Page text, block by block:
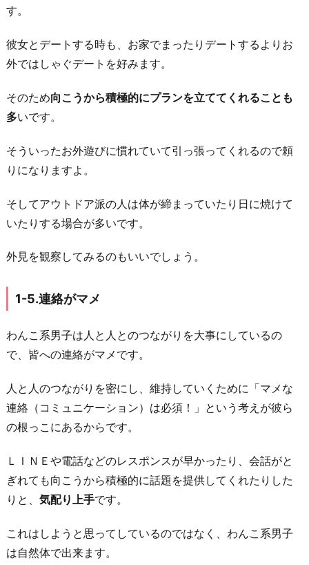
ー
ル
る
舞
う
-
2.
な
は
別
枠」
感
を
出
3
-
3.
ま
に
す。
彼女とデートする時も、お家でまったりデートするよりお
外ではしゃぐデートを好みます。
そのため向こうから積極的にプランを立ててくれることも
多いです。
そういったお外遊びに慣れていて引っ張ってくれるので頼
りになりますよ。
そしてアウトドア派の人は体が締まっていたり日に焼けて
いたりする場合が多いです。
外見を観察してみるのもいいでしょう。
1-5.連絡がマメ
わんこ系男子は人と人とのつながりを大事にしているの
で、皆への連絡がマメです。
人と人のつながりを密にし、維持していくために「マメな
連絡（コミュニケーション）は必須！」という考えが彼ら
の根っこにあるからです。
ＬＩＮＥや電話などのレスポンスが早かったり、会話がと
ぎれても向こうから積極的に話題を提供してくれたりした
りと、 気配り上手です。
これはしようと思ってしているのではなく、わんこ系男子
は自然体で出来ます。